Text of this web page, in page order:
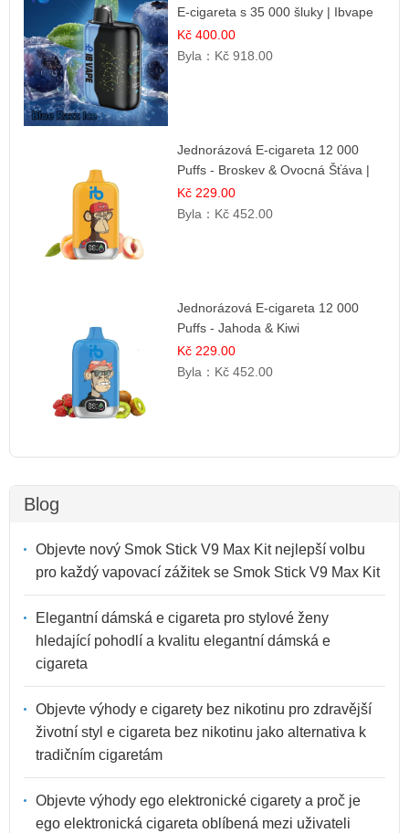
E-cigareta s 35 000 šluky | Ibvape
Kč 400.00
Byla： Kč 918.00
Jednorázová E-cigareta 12 000
Puffs - Broskev & Ovocná Šťáva |
Osvěžující ovocná směs
Kč 229.00
Byla： Kč 452.00
Jednorázová E-cigareta 12 000
Puffs - Jahoda & Kiwi
Kč 229.00
Byla： Kč 452.00
Blog
Objevte nový Smok Stick V9 Max Kit nejlepší volbu
pro každý vapovací zážitek se Smok Stick V9 Max Kit
Elegantní dámská e cigareta pro stylové ženy
hledající pohodlí a kvalitu elegantní dámská e
cigareta
Objevte výhody e cigarety bez nikotinu pro zdravější
životní styl e cigareta bez nikotinu jako alternativa k
tradičním cigaretám
Objevte výhody ego elektronické cigarety a proč je
ego elektronická cigareta oblíbená mezi uživateli